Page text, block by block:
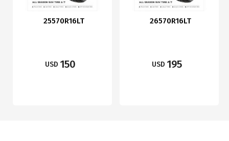
25570R16LT
USD 150
26570R16LT
USD 195